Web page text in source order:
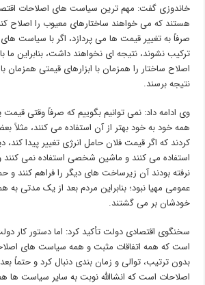
خاندوزی گفت: مهم ترین سیاست های اصلاحات
هستند که می خواهند ساختارهای معیوب را اصلاح
صرفاً به تغییر قیمت ها می پردازد، اگر با سیاست های
ترکیب نشوند، نتیجه ای نخواهند داشت، بنابراین
اصلاح ساختار را همزمان با ابزارهای قیمتی همزمان
نتیجه برسند.
وی ادامه داد: نمی توانیم بگوییم که صرفاً وقتی
همه خود به خود بهتر از آن استفاده می کنند، مثلاً
کردند که اگر قیمت فلان حامل انرژی تغییر پیدا
استفاده می کنند و ماشین شخصی استفاده نمی کنند
نرفته بودند آن زیرساخت های دیگر را فراهم کنند
عمومی مهیا نبود؛ بنابراین مردم بعد از یک مدتی به
خودشان بر می گشتند.
است که همه اتفاقات مثبت و همه سیاست های
بدون ترتیب، توالی و زمان بندی دنبال کرد و حتماً
اصلاحات است که انشاالله نوبت به سایر سیاست ها